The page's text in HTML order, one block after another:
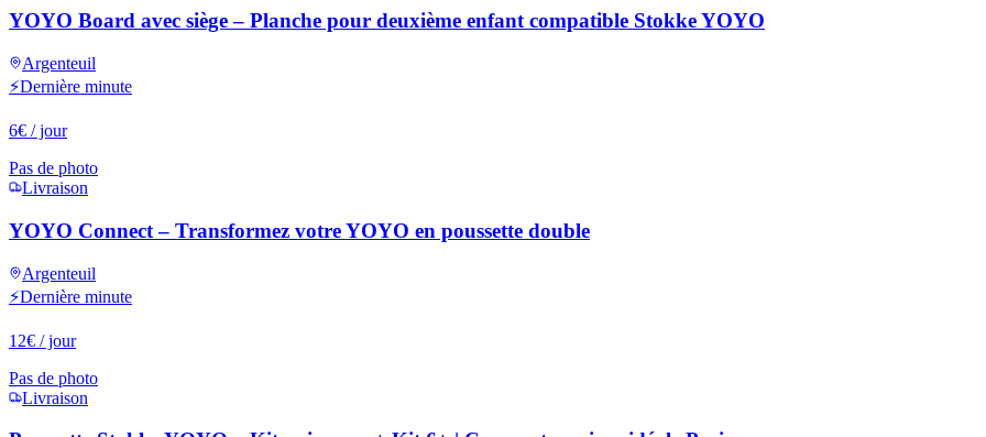
YOYO Board avec siège – Planche pour deuxième enfant compatible Stokke YOYO
Argenteuil
⚡Dernière minute
6€ / jour
Pas de photo
Livraison
YOYO Connect – Transformez votre YOYO en poussette double
Argenteuil
⚡Dernière minute
12€ / jour
Pas de photo
Livraison